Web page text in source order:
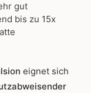
gut
bis zu 15x
eignet sich